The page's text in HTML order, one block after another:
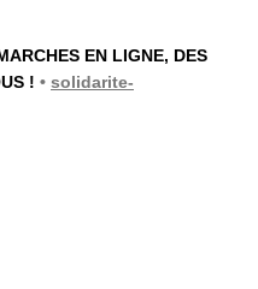
EN LIGNE, DES
! • solidarite-